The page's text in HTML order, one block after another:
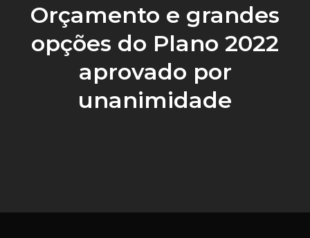
Orçamento e grandes
opções do Plano 2022
aprovado por
unanimidade